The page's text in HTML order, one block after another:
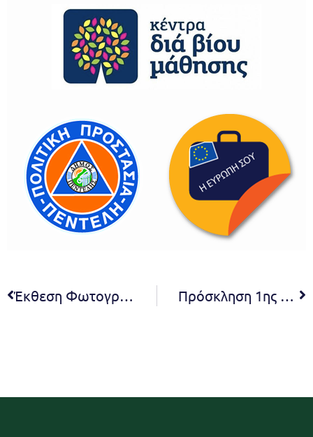
Έκθεση Φωτογραφίας “HOLY” της Σοφίας Τζιράρκα – Δευτέρα 30/1 και ώρα 19:00 στο Μέγαρο Δουκίσσης Πλακεντίας Πρόσκληση 1ης συνεδρίασης Ε.Π.Ζ. 2023